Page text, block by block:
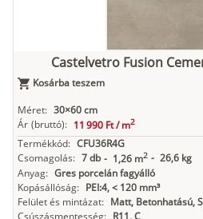
Castelvetro Fusion
Kosárba teszem
Méret: 30×60 cm
Ár (bruttó): 11 990 Ft /m2
Termékkód: CFU36R4G
Csomagolás: 7 db - 1,26 m2 - 26,6 kg
Anyag: Gres porcelán fagyálló
Kopásállóság: PEI:4, < 120 mm³
Felület és mintázat: Matt, Betonhatású,